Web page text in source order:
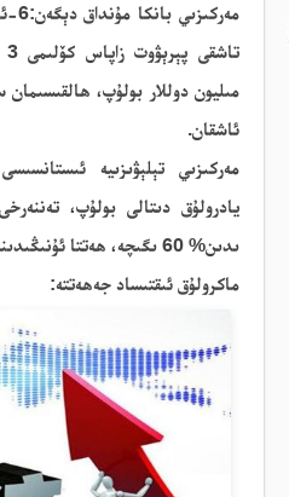
مەركىزىي بانكا مۇنداق دېگەن
مىليون دوللار بولۇپ، ھالقىسىمان
ئاشقان.
مەركىزىي تېلېۋىزىيە
ىدىن% 60 ىگىچە، ھەتتا ئۇنىڭىدىنمۇ
ماكرولۇق ئىقتىساد جەھەتتە: